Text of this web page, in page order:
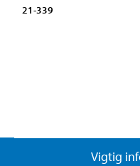
21-339
Vigtig